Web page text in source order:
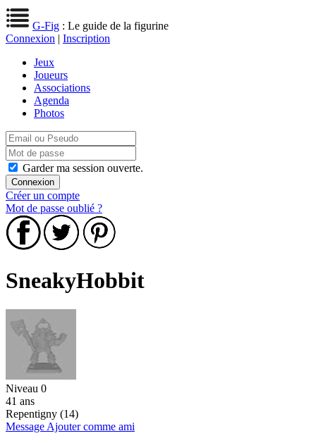
G-Fig : Le guide de la figurine
Connexion | Inscription
Jeux
Joueurs
Associations
Agenda
Photos
Garder ma session ouverte.
Créer un compte
Mot de passe oublié ?
SneakyHobbit
Niveau 0
41 ans
Repentigny (14)
Message Ajouter comme ami